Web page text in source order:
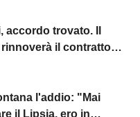
accordo trovato. Il
il contratto
l'addio: "Mai
il Lipsia, ero in